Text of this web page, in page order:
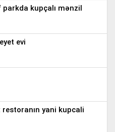
parkda kupçalı mənzil
evi